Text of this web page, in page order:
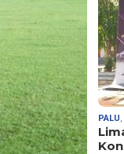
PALU,